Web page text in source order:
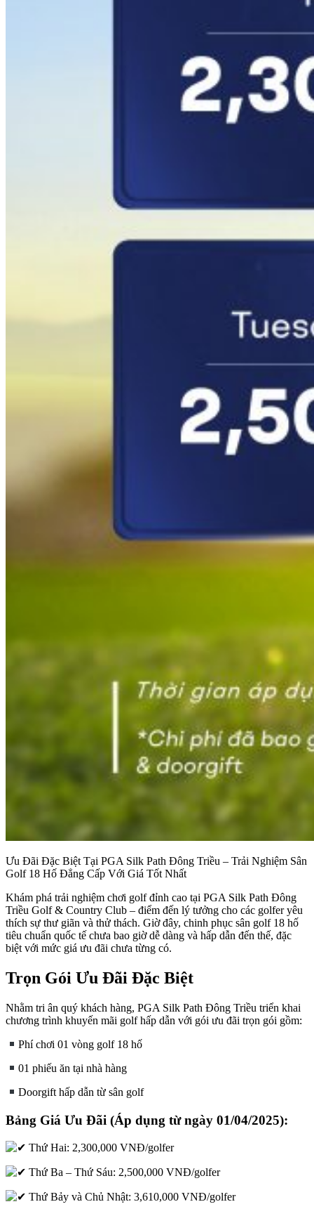
Ưu Đãi Đặc Biệt Tại PGA Silk Path Đông Triều – Trải Nghiệm Sân
Golf 18 Hố Đẳng Cấp Với Giá Tốt Nhất
Khám phá trải nghiệm chơi golf đỉnh cao tại PGA Silk Path Đông
Triều Golf & Country Club – điểm đến lý tưởng cho các golfer yêu
thích sự thư giãn và thử thách. Giờ đây, chinh phục sân golf 18 hố
tiêu chuẩn quốc tế chưa bao giờ dễ dàng và hấp dẫn đến thế, đặc
biệt với mức giá ưu đãi chưa từng có.
Trọn Gói Ưu Đãi Đặc Biệt
Nhằm tri ân quý khách hàng, PGA Silk Path Đông Triều triển khai
chương trình khuyến mãi golf hấp dẫn với gói ưu đãi trọn gói gồm:
Phí chơi 01 vòng golf 18 hố
01 phiếu ăn tại nhà hàng
Doorgift hấp dẫn từ sân golf
Bảng Giá Ưu Đãi (Áp dụng từ ngày 01/04/2025):
Thứ Hai: 2,300,000 VNĐ/golfer
Thứ Ba – Thứ Sáu: 2,500,000 VNĐ/golfer
Thứ Bảy và Chủ Nhật: 3,610,000 VNĐ/golfer